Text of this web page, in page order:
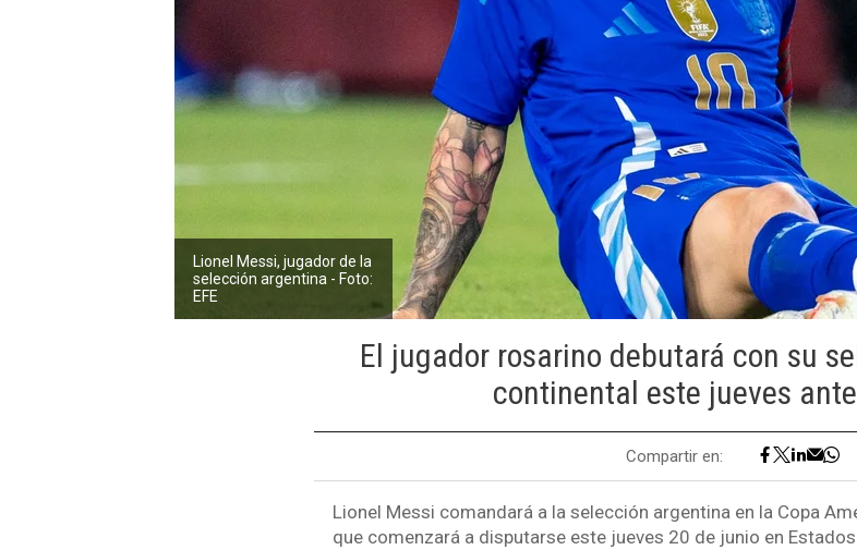
Lionel Messi, jugador de la
selección argentina - Foto:
EFE
El jugador rosarino debutará con su
continental este jueves
Compartir en:
Lionel Messi comandará a la selección argentina en la Copa
que comenzará a disputarse este jueves 20 de junio en